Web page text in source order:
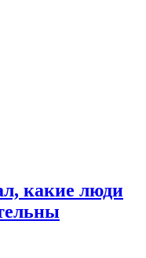
какие люди